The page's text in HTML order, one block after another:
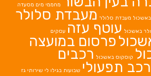
מחממי מים מסעדה
מעבדת סלולר מעבדת סלולר
באשכול עוטף עזה עסקים
פרסום במועצה
קוסקוס באשכול רכבים
רכב תפעולי שבועות בגילו לי שירותי גז